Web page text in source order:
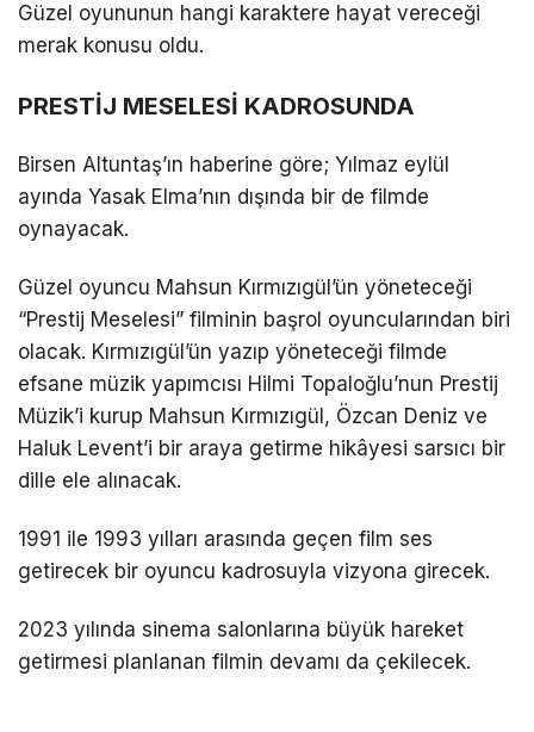
Güzel oyununun hangi karaktere hayat vereceği
merak konusu oldu.
PRESTİJ MESELESİ KADROSUNDA
Birsen Altuntaş’ın haberine göre; Yılmaz eylül
ayında Yasak Elma’nın dışında bir de filmde
oynayacak.
Güzel oyuncu Mahsun Kırmızıgül’ün yöneteceği
“Prestij Meselesi” filminin başrol oyuncularından biri
olacak. Kırmızıgül’ün yazıp yöneteceği filmde
efsane müzik yapımcısı Hilmi Topaloğlu’nun Prestij
Müzik’i kurup Mahsun Kırmızıgül, Özcan Deniz ve
Haluk Levent’i bir araya getirme hikâyesi sarsıcı bir
dille ele alınacak.
1991 ile 1993 yılları arasında geçen film ses
getirecek bir oyuncu kadrosuyla vizyona girecek.
2023 yılında sinema salonlarına büyük hareket
getirmesi planlanan filmin devamı da çekilecek.